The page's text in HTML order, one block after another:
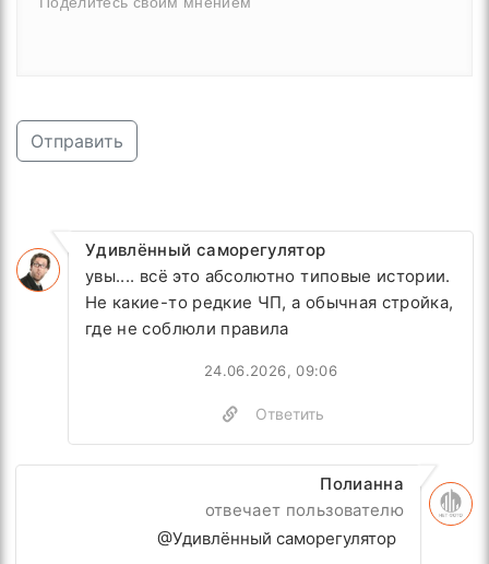
Отправить
Удивлённый саморегулятор
увы.... всё это абсолютно типовые истории.
Не какие-то редкие ЧП, а обычная стройка,
где не соблюли правила
24.06.2026, 09:06
Ответить
Полианна
отвечает пользователю
@Удивлённый саморегулятор